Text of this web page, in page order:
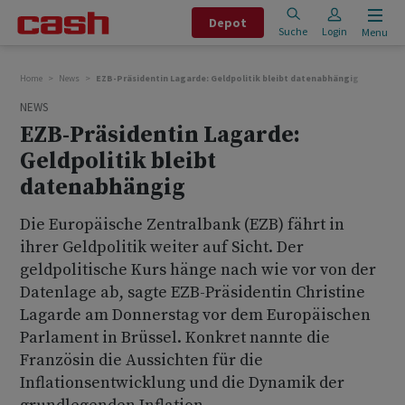
Depot
Suche Login Menu
Home News EZB-Präsidentin Lagarde: Geldpolitik bleibt datenabhängig
NEWS
EZB-Präsidentin Lagarde:
Geldpolitik bleibt
datenabhängig
Die Europäische Zentralbank (EZB) fährt in
ihrer Geldpolitik weiter auf Sicht. Der
geldpolitische Kurs hänge nach wie vor von der
Datenlage ab, sagte EZB-Präsidentin Christine
Lagarde am Donnerstag vor dem Europäischen
Parlament in Brüssel. Konkret nannte die
Französin die Aussichten für die
Inflationsentwicklung und die Dynamik der